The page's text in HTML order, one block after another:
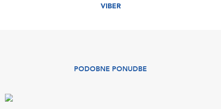
VIBER
PODOBNE PONUDBE